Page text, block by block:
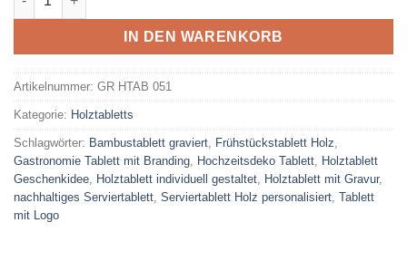
IN DEN WARENKORB
Artikelnummer: GR HTAB 051
Kategorie: Holztabletts
Schlagwörter: Bambustablett graviert, Frühstückstablett Holz,
Gastronomie Tablett mit Branding, Hochzeitsdeko Tablett, Holztablett
Geschenkidee, Holztablett individuell gestaltet, Holztablett mit Gravur,
nachhaltiges Serviertablett, Serviertablett Holz personalisiert, Tablett
mit Logo